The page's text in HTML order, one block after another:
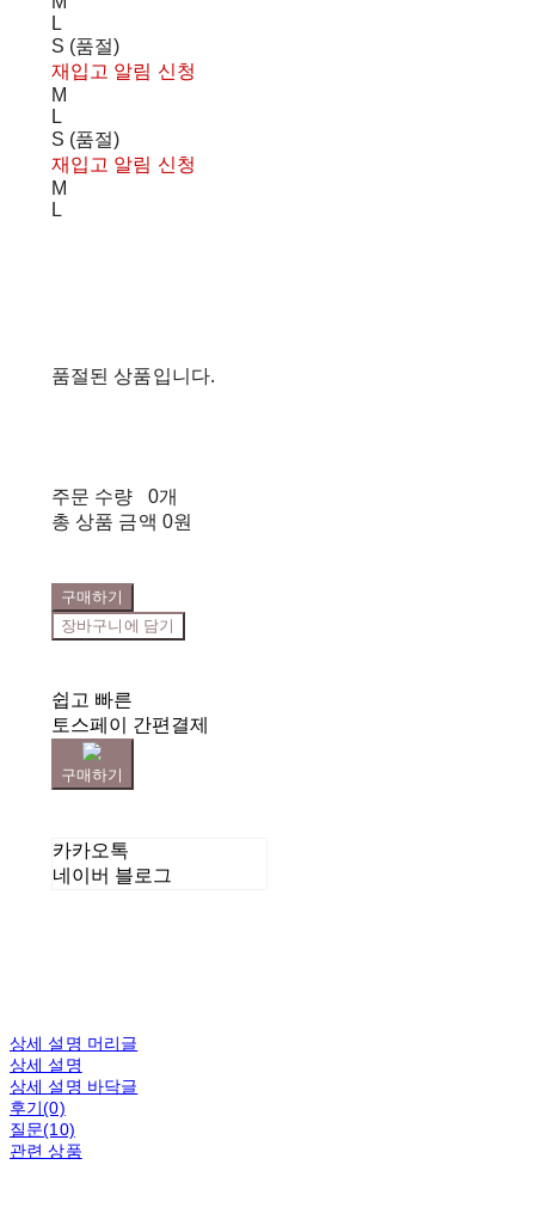
L
S (품절)
재입고 알림 신청
M
L
S (품절)
재입고 알림 신청
M
L
품절된 상품입니다.
주문 수량
0개
총 상품 금액 0원
구매하기
장바구니에 담기
쉽고 빠른
토스페이 간편결제
구매하기
카카오톡
네이버 블로그
상세 설명 머리글
상세 설명
상세 설명 바닥글
후기(0)
질문(10)
관련 상품